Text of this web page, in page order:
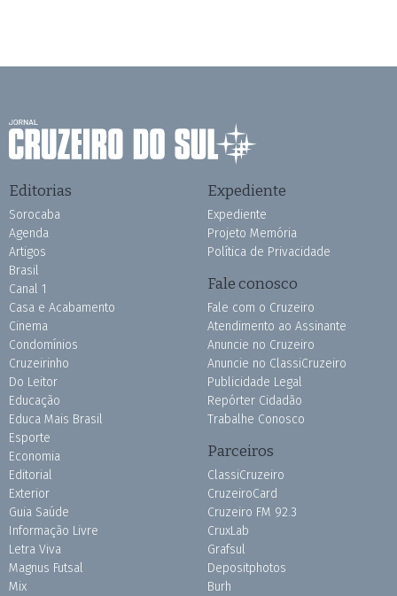
Editorias
Sorocaba
Agenda
Artigos
Brasil
Canal 1
Casa e Acabamento
Cinema
Condomínios
Cruzeirinho
Do Leitor
Educação
Educa Mais Brasil
Esporte
Economia
Editorial
Exterior
Guia Saúde
Informação Livre
Letra Viva
Magnus Futsal
Mix
Expediente
Expediente
Projeto Memória
Política de Privacidade
Fale conosco
Fale com o Cruzeiro
Atendimento ao Assinante
Anuncie no Cruzeiro
Anuncie no ClassiCruzeiro
Publicidade Legal
Repórter Cidadão
Trabalhe Conosco
Parceiros
ClassiCruzeiro
CruzeiroCard
Cruzeiro FM 92.3
CruxLab
Grafsul
Depositphotos
Burh